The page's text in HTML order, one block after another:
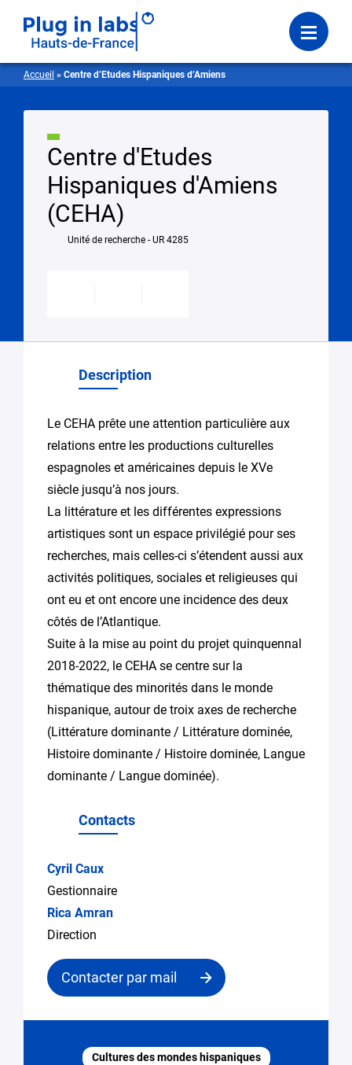
Menu
Accueil » Centre d’Etudes Hispaniques d’Amiens
Centre d'Etudes
Hispaniques d'Amiens
(CEHA)
Unité de recherche - UR 4285
Description
Le CEHA prête une attention particulière aux
relations entre les productions culturelles
espagnoles et américaines depuis le XVe
siècle jusqu’à nos jours.
La littérature et les différentes expressions
artistiques sont un espace privilégié pour ses
recherches, mais celles-ci s’étendent aussi aux
activités politiques, sociales et religieuses qui
ont eu et ont encore une incidence des deux
côtés de l’Atlantique.
Suite à la mise au point du projet quinquennal
2018-2022, le CEHA se centre sur la
thématique des minorités dans le monde
hispanique, autour de troix axes de recherche
(Littérature dominante / Littérature dominée,
Histoire dominante / Histoire dominée, Langue
dominante / Langue dominée).
Contacts
Cyril Caux
Gestionnaire
Rica Amran
Direction
Contacter par mail
Cultures des mondes hispaniques